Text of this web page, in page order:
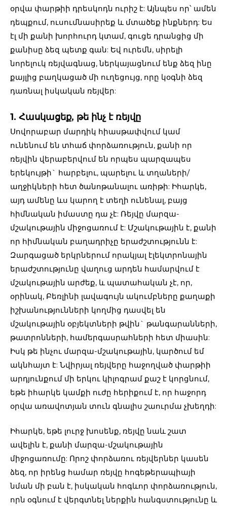
օրվա փարթիի դրեսկոդն ուրիշ է: Այնպես որ՝ ամեն
դեպքում, ուսումնասիրեք և մտածեք ինքներդ: Ես
էլ մի քանի խորհուրդ կտամ, գուցե դրանցից մի
քանիսը ձեզ պետք գան: Եվ ուրեմն, սիրելի
նորելուկ ռեյվագնաց, ներկայացնում ենք ձեզ ինը
քայլից բաղկացած մի ուղեցույց, որը կօգնի ձեզ
դառնալ իսկական ռեյվեր:
1. Հասկացեք, թե ինչ է ռեյվը
Սովորաբար մարդիկ հիասթափվում կամ
ունենում են տհաճ փորձառություն, քանի որ
ռեյվին վերաբերվում են որպես պարզապես
երեկույթի` հարբելու, պարելու և տղաների/
աղջիկների հետ ծանոթանալու առիթի: Իհարկե,
այդ ամենը ևս կարող է տեղի ունենալ, բայց
հիմնական իմաստը դա չէ: Ռեյվը մարզա-
մշակութային միջոցառում է: Մշակութային է, քանի
որ հիմնական բաղադրիչը երաժշտությունն է:
Զարգացած երկրներում որակյալ էլեկտրոնային
երաժշտությունը վաղուց արդեն համարվում է
մշակութային արժեք, և պատահական չէ, որ,
օրինակ, Բեռլինի լավագույն ակումբները քաղաքի
իշխանությունների կողմից դասվել են
մշակութային օբյեկտների թվին` թանգարանների,
թատրոնների, համերգասրահների հետ միասին:
Իսկ թե ինչու մարզա-մշակութային, կարծում եմ
ակնհայտ է: Նվիրյալ ռեյվերը հաջողված փարթիի
արդյունքում մի երկու կիլոգրամ քաշ է կորցնում,
եթե իհարկե կամքի ուժը հերիքում է, որ հաջորդ
օրվա առավոտյան տուն գնալիս շաուրմա չխեղդի:
Իհարկե, եթե լուրջ խոսենք, ռեյվը նաև շատ
ավելին է, քանի մարզա-մշակութային
միջոցառումը: Որոշ փորձառու ռեյվերներ կասեն
ձեզ, որ իրենց համար ռեյվը հոգեթերապիայի
նման մի բան է, իսկական հոգևոր փորձառություն,
որն օգնում է վերգտնել ներքին հանգստությունը և